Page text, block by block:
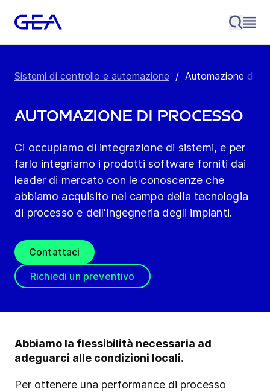
Sistemi di controllo e automazione / Automazione di
Automazione di processo
Ci occupiamo di integrazione di sistemi, e per
farlo integriamo i prodotti software forniti dai
leader di mercato con le conoscenze che
abbiamo acquisito nel campo della tecnologia
di processo e dell'ingegneria degli impianti.
Contattaci
Richiedi un preventivo
Abbiamo la flessibilità necessaria ad
adeguarci alle condizioni locali.
Per ottenere una performance di processo